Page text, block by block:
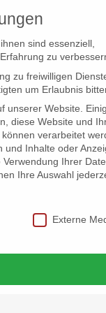
PANORAMA
sind essenziell,
zu
zu freiwilligen
um Erlaubnis
unserer Website.
diese Website und
verarbeitet
und Inhalte oder
Ihrer
Ihre Auswahl
Externe